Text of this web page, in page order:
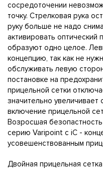
сосредоточении
точку. Стрелковая рука
руку больше не надо
активировать
образуют одно целое.
концепцию, так как не
обслуживать левую
постановке на
прицельной сетки
значительно
включение прицельной
Возросшая
серию Varipoint с iC -
усовешенствованным
Двойная прицельная